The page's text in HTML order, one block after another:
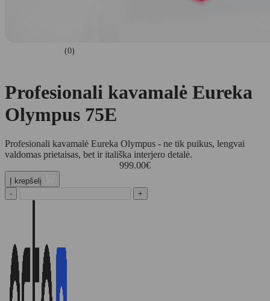
(0)
Profesionali kavamalė Eureka
Olympus 75E
Profesionali kavamalė Eureka Olympus - ne tik puikus, lengvai
valdomas prietaisas, bet ir itališka interjero detalė.
999.00€
Į krepšelį
-
+